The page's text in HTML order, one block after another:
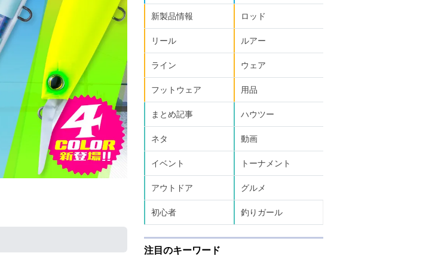
新製品情報 ロッド
リール ルアー
ライン ウェア
フットウェア 用品
まとめ記事 ハウツー
ネタ 動画
イベント トーナメント
アウトドア グルメ
初心者 釣りガール
注目のキーワード